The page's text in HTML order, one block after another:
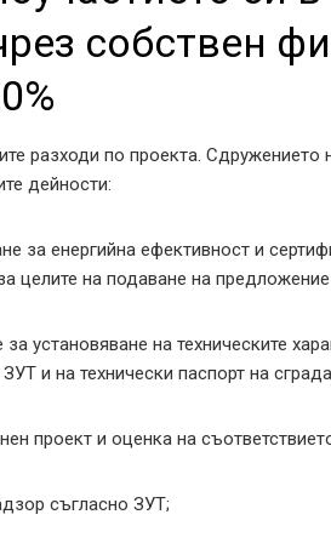
собствен
разходи по проекта.
дейности:
за енергийна ефективност и
целите на подаване на
установяване на техническите
и на технически паспорт на
проект и оценка на
съгласно ЗУТ;